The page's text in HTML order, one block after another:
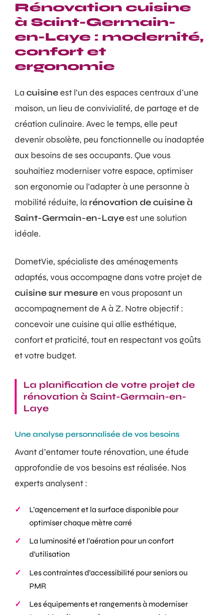
Rénovation cuisine
à Saint-Germain-
en-Laye : modernité,
confort et
ergonomie
La cuisineest l’un des espaces centraux d’une
maison, un lieu de convivialité, de partage et de
création culinaire. Avec le temps, elle peut
devenir obsolète, peu fonctionnelle ou inadaptée
aux besoins de ses occupants. Que vous
souhaitiez moderniser votre espace, optimiser
son ergonomie ou l’adapter à une personne à
mobilité réduite, la rénovation de cuisine à
Saint-Germain-en-Layeest une solution
idéale.
DometVie, spécialiste des aménagements
adaptés, vous accompagne dans votre projet de
cuisine sur mesureen vous proposant un
accompagnement de A à Z. Notre objectif :
concevoir une cuisine qui allie esthétique,
confort et praticité, tout en respectant vos goûts
et votre budget.
La planification de votre projet de
rénovation à Saint-Germain-en-
Laye
Une analyse personnalisée de vos besoins
Avant d’entamer toute rénovation, une étude
approfondie de vos besoins est réalisée. Nos
experts analysent :
L’agencement et la surface disponible pour
optimiser chaque mètre carré
La luminosité et l’aération pour un confort
d’utilisation
Les contraintes d’accessibilité pour seniors ou
PMR
Les équipements et rangements à moderniser